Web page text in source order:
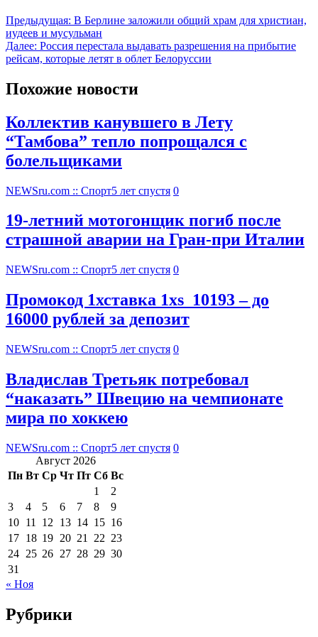
Предыдущая: В Берлине заложили общий храм для христиан,
иудеев и мусульман
Далее: Россия перестала выдавать разрешения на прибытие
рейсам, которые летят в облет Белоруссии
Похожие новости
Коллектив канувшего в Лету
“Тамбова” тепло попрощался с
болельщиками
NEWSru.com :: Спорт5 лет спустя 0
19-летний мотогонщик погиб после
страшной аварии на Гран-при Италии
NEWSru.com :: Спорт5 лет спустя 0
Промокод 1хставка 1xs_10193 – до
16000 рублей за депозит
NEWSru.com :: Спорт5 лет спустя 0
Владислав Третьяк потребовал
“наказать” Швецию на чемпионате
мира по хоккею
NEWSru.com :: Спорт5 лет спустя 0
Август 2026
Пн Вт Ср Чт Пт Сб Вс
1
2
3
4 5 6 7 8
9
10 11 12 13 14 15 16
17 18 19 20 21 22 23
24 25 26 27 28 29 30
31
« Ноя
Рубрики